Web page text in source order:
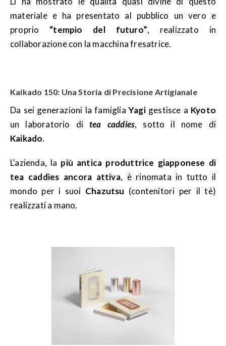
materiale e ha presentato al pubblico un vero e
proprio “tempio del futuro”, realizzato in
collaborazione con la macchina fresatrice.
Kaikado 150: Una Storia di Precisione Artigianale
Da sei generazioni la famigliaYagi gestisce a Kyoto
un laboratorio ditea caddies, sotto il nome di
Kaikado.
L'azienda, la più antica produttrice giapponese di
tea caddies ancora attiva, è rinomata in tutto il
mondo per i suoi Chazutsu (contenitori per il tè)
realizzati a mano.